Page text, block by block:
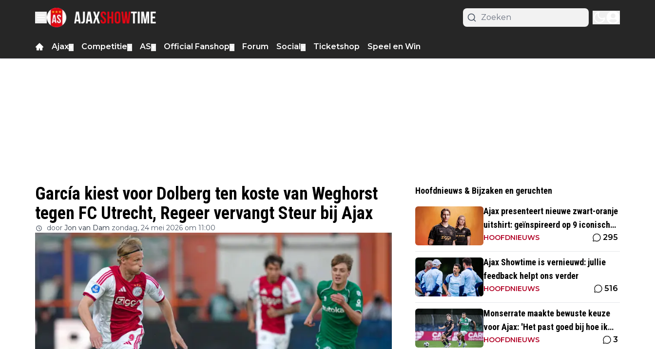
Ajax Competitie AS Official Fanshop Forum Social Ticketshop Speel en Win
García kiest voor Dolberg ten koste van Weghorst
tegen FC Utrecht, Regeer vervangt Steur bij Ajax
door Jon van Dam zondag, 24 mei 2026 om 11:00
Hoofdnieuws & Bijzaken en geruchten
Ajax presenteert nieuwe zwart-oranje
uitshirt: geïnspireerd op 9 iconische
momenten uit clubhistorie
HOOFDNIEUWS 295
Ajax Showtime is vernieuwd: jullie
feedback helpt ons verder
HOOFDNIEUWS 516
Monserrate maakte bewuste keuze
voor Ajax: 'Het past goed bij hoe ik
naar voetbal kijk’
HOOFDNIEUWS 3